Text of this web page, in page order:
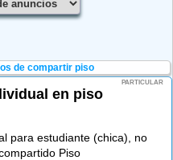
de compartir piso
PARTICULAR
en piso
para estudiante (chica), no
Piso